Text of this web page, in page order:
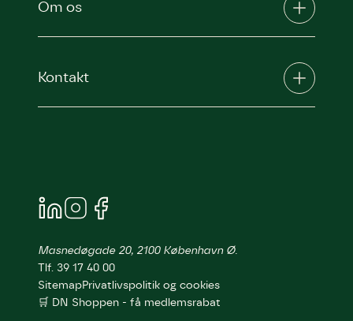
Om os
Kontakt
Masnedøgade 20, 2100 København Ø.
Tlf. 39 17 40 00
SitemapPrivatlivspolitik og cookies
🛒 DN Shoppen - få medlemsrabat